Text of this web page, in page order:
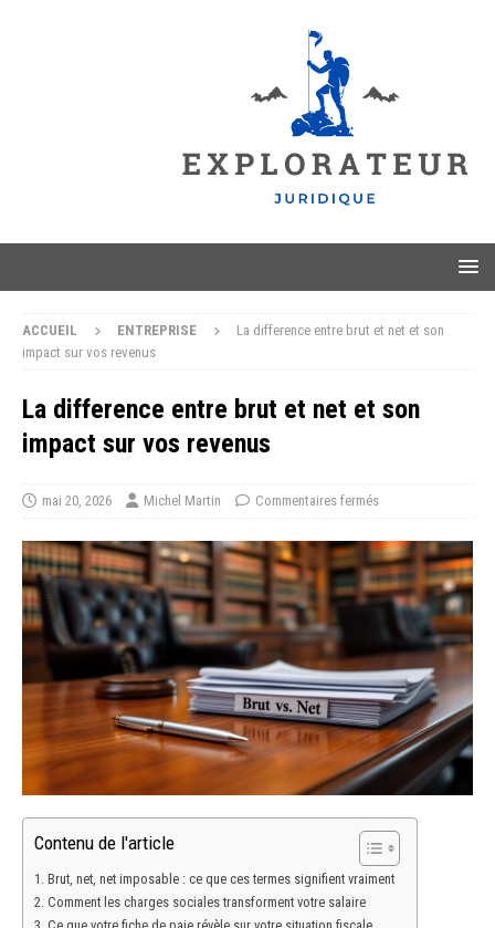
ACCUEIL ENTREPRISE
La difference entre brut et net et son
impact sur vos revenus
La difference entre brut et net et son
impact sur vos revenus
mai 20, 2026 Michel Martin Commentaires fermés
Contenu de l'article
Brut, net, net imposable : ce que ces termes signifient vraiment
Comment les charges sociales transforment votre salaire